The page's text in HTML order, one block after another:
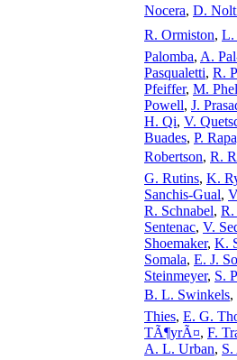
Nocera, D.
R. Ormiston, L.
Palomba, A.
Pasqualetti, R.
Pfeiffer, M.
Powell, J.
H. Qi, V.
Buades, P.
Robertson, R.
G. Rutins, K.
Sanchis-Gual,
R. Schnabel, R.
Sentenac, V.
Shoemaker, K.
Somala, E. J.
Steinmeyer, S.
B. L. Swinkels,
Thies, E. G.
TÃ¶yrÃ¤, F.
A. L. Urban,